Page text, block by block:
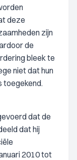
deze
zijn
de
bleek te
niet dat hun
toegekend.
dat de
dat hij
2010 tot